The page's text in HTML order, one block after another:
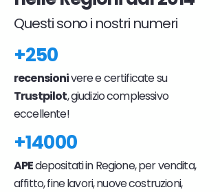
Questi sono i nostri numeri
+250
recensionivere e certificate su
Trustpilot, giudizio complessivo
eccellente!
+14000
APEdepositati in Regione, per vendita,
affitto, fine lavori, nuove costruzioni,